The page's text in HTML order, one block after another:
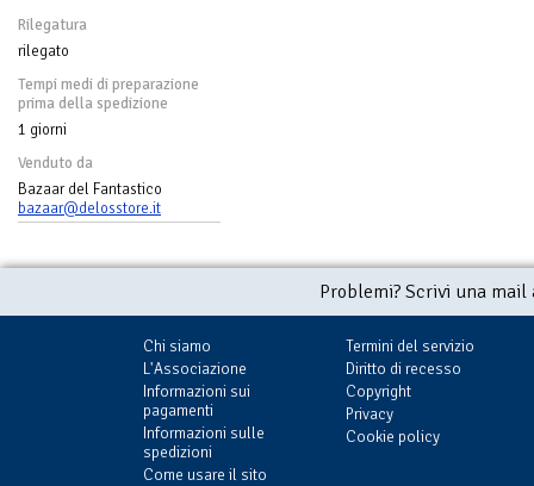
Rilegatura
rilegato
Tempi medi di preparazione
prima della spedizione
1 giorni
Venduto da
Bazaar del Fantastico
bazaar@delosstore.it
Problemi? Scrivi una
Chi siamo
L'Associazione
Informazioni sui
pagamenti
Informazioni sulle
spedizioni
Come usare il sito
Termini del servizio
Diritto di recesso
Copyright
Privacy
Cookie policy